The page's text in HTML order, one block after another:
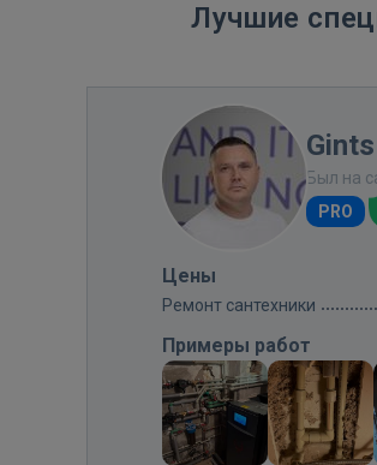
Лучшие
Был на
PRO
Цены
Ремонт сантехники
Примеры работ